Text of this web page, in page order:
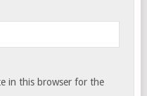
in this browser for the